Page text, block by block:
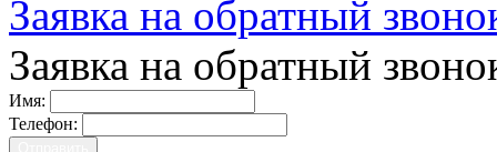
Заявка на обратный
Заявка на обратный
Имя:
Телефон: